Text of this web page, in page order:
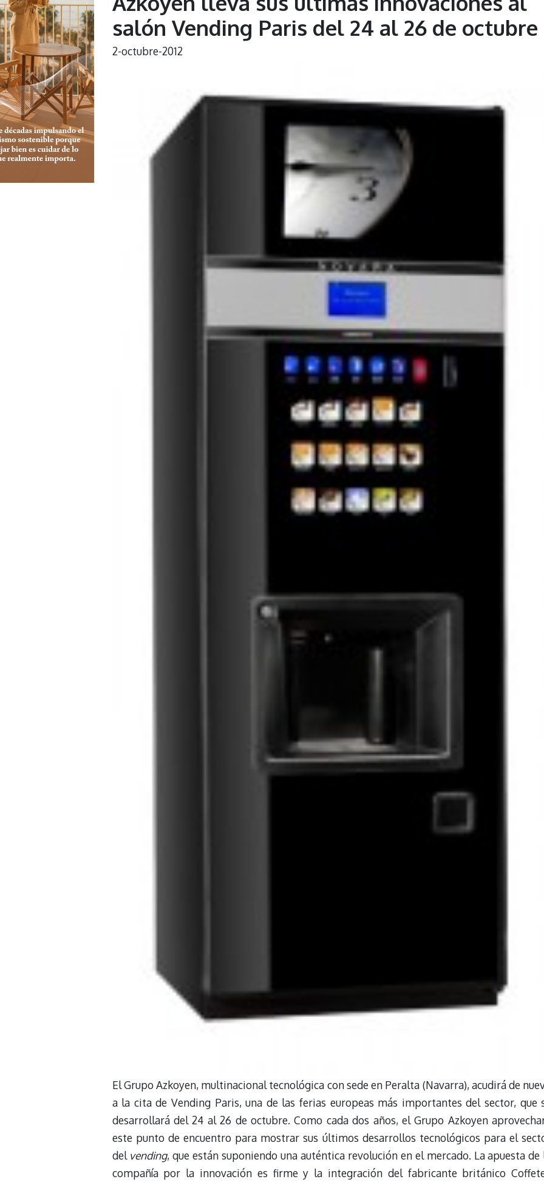
salón Vending Paris del 24 al 26 de octubre
2-octubre-2012
El Grupo Azkoyen, multinacional tecnológica con sede en Peralta (Navarra), acudirá de
a la cita de Vending Paris, una de las ferias europeas más importantes del sector, que
desarrollará del 24 al 26 de octubre. Como cada dos años, el Grupo Azkoyen
este punto de encuentro para mostrar sus últimos desarrollos tecnológicos para el
del vending, que están suponiendo una auténtica revolución en el mercado. La apuesta de
compañía por la innovación es firme y la integración del fabricante británico